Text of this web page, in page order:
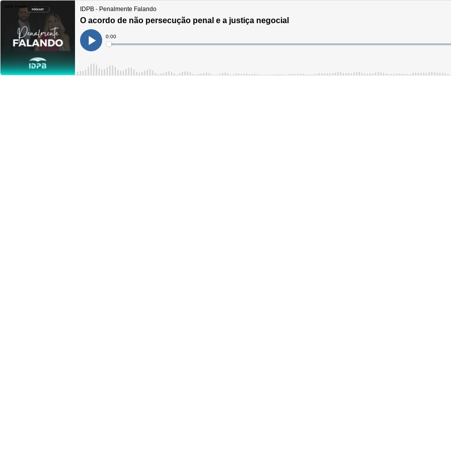
IDPB - Penalmente Falando
O acordo de não persecução penal e a justiça negocial
Play
Current
Time
0:00
Loaded: